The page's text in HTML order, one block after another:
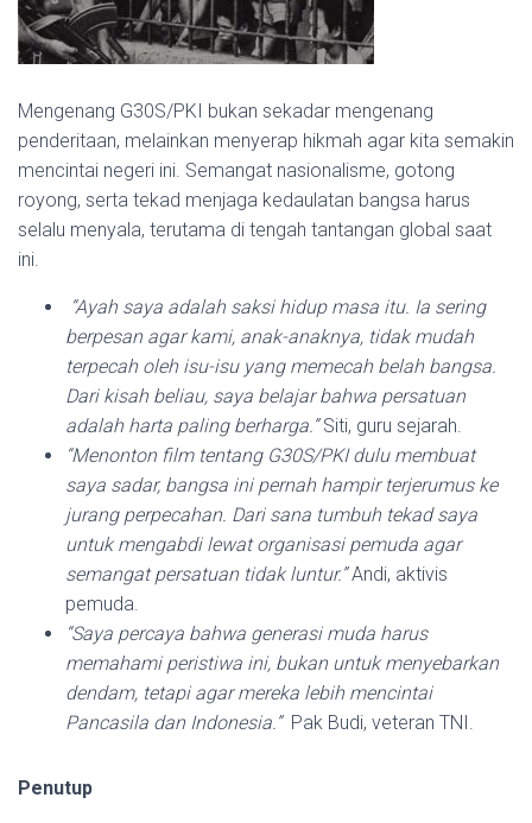
Mengenang G30S/PKI bukan sekadar mengenang
penderitaan, melainkan menyerap hikmah agar kita semakin
mencintai negeri ini. Semangat nasionalisme, gotong
royong, serta tekad menjaga kedaulatan bangsa harus
selalu menyala, terutama di tengah tantangan global saat
ini.
“Ayah saya adalah saksi hidup masa itu. Ia sering
berpesan agar kami, anak-anaknya, tidak mudah
terpecah oleh isu-isu yang memecah belah bangsa.
Dari kisah beliau, saya belajar bahwa persatuan
adalah harta paling berharga.”Siti, guru sejarah.
“Menonton film tentang G30S/PKI dulu membuat
saya sadar, bangsa ini pernah hampir terjerumus ke
jurang perpecahan. Dari sana tumbuh tekad saya
untuk mengabdi lewat organisasi pemuda agar
semangat persatuan tidak luntur.”Andi, aktivis
pemuda.
“Saya percaya bahwa generasi muda harus
memahami peristiwa ini, bukan untuk menyebarkan
dendam, tetapi agar mereka lebih mencintai
Pancasila dan Indonesia.”Pak Budi, veteran TNI.
Penutup